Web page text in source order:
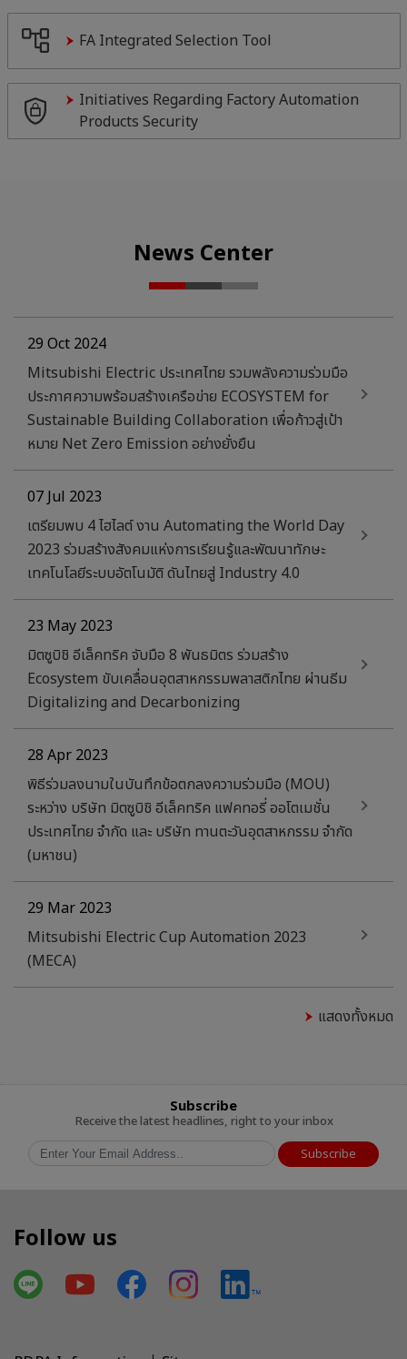
FA Integrated Selection Tool
Initiatives Regarding Factory Automation
Products Security
News Center
29 Oct 2024
Mitsubishi Electric ประเทศไทย รวมพลังความร่วมมือ
ประกาศความพร้อมสร้างเครือข่าย ECOSYSTEM for
Sustainable Building Collaboration เพื่อก้าวสู่เป้า
หมาย Net Zero Emission อย่างยั่งยืน
07 Jul 2023
เตรียมพบ 4 ไฮไลต์ งาน Automating the World Day
2023 ร่วมสร้างสังคมแห่งการเรียนรู้และพัฒนาทักษะ
เทคโนโลยีระบบอัตโนมัติ ดันไทยสู่ Industry 4.0
23 May 2023
มิตซูบิชิ อีเล็คทริค จับมือ 8 พันธมิตร ร่วมสร้าง
Ecosystem ขับเคลื่อนอุตสาหกรรมพลาสติกไทย ผ่านธีม
Digitalizing and Decarbonizing
28 Apr 2023
พิธีร่วมลงนามในบันทึกข้อตกลงความร่วมมือ (MOU)
ระหว่าง บริษัท มิตซูบิชิ อีเล็คทริค แฟคทอรี่ ออโตเมชั่น
ประเทศไทย จำกัด และ บริษัท ทานตะวันอุตสาหกรรม จำกัด
(มหาชน)
29 Mar 2023
Mitsubishi Electric Cup Automation 2023
(MECA)
แสดงทั้งหมด
Subscribe
Receive the latest headlines, right to your inbox
Subscribe
Follow us